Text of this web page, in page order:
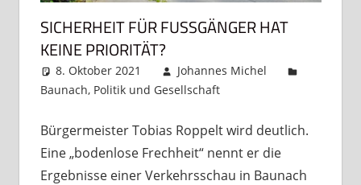
SICHERHEIT FÜR FUSSGÄNGER HAT K
EINE PRIORITÄT?
8. Oktober 2021
Johannes Michel
Baunach, Politik und Gesellschaft
Bürgermeister Tobias Roppelt wird deutlich.
Eine „bodenlose Frechheit“ nennt er die
Ergebnisse einer Verkehrsschau in Baunach